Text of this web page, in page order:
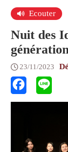
Ecouter
Nuit des
23/11/2023